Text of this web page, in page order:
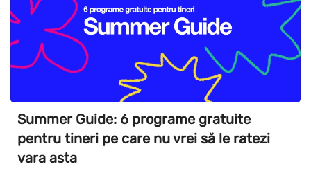
Summer Guide: 6 programe gratuite
pentru tineri pe care nu vrei să le ratezi
vara asta